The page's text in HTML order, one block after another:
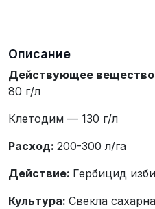
Описание
Действующее
80 г/л
Клетодим — 130 г/л
Расход: 200-300 л/га
Действие: Гербицид
Культура: Свекла